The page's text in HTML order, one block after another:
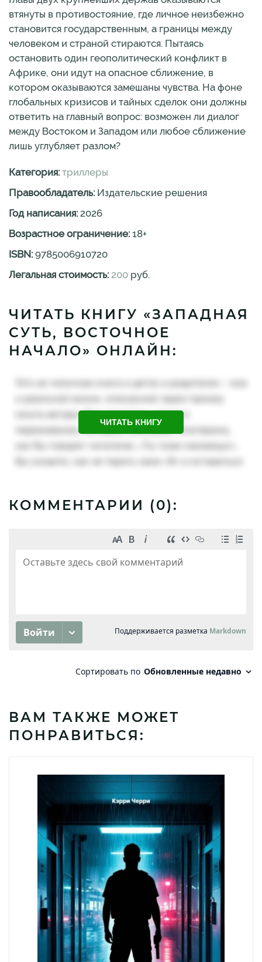
втянуты в противостояние, где личное неизбежно
становится государственным, а границы между
человеком и страной стираются. Пытаясь
остановить один геополитический конфликт в
Африке, они идут на опасное сближение, в
котором оказываются замешаны чувства. На фоне
глобальных кризисов и тайных сделок они должны
ответить на главный вопрос: возможен ли диалог
между Востоком и Западом или любое сближение
лишь углубляет разлом?
Категория: триллеры
Правообладатель: Издательские решения
Год написания: 2026
Возрастное ограничение: 18+
ISBN: 9785006910720
Легальная стоимость: 200 руб.
ЧИТАТЬ КНИГУ «ЗАПАДНАЯ
СУТЬ, ВОСТОЧНОЕ
НАЧАЛО» ОНЛАЙН:
ЧИТАТЬ КНИГУ
КОММЕНТАРИИ (0):
ВАМ ТАКЖЕ МОЖЕТ
ПОНРАВИТЬСЯ: